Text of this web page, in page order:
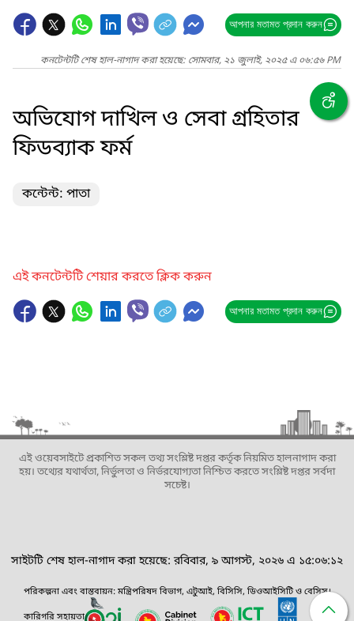
আপনার মতামত প্রদান করুন
কনটেন্টটি শেষ হাল-নাগাদ করা হয়েছে: সোমবার, ২১ জুলাই, ২০২৫ এ ০৬:৫৬ PM
অভিযোগ দাখিল ও সেবা গ্রহিতার
ফিডব্যাক ফর্ম
কন্টেন্ট: পাতা
এই কনটেন্টটি শেয়ার করতে ক্লিক করুন
আপনার মতামত প্রদান করুন
এই ওয়েবসাইটে প্রকাশিত সকল তথ্য সংশ্লিষ্ট দপ্তর কর্তৃক নিয়মিত হালনাগাদ করা
হয়। তথ্যের যথার্থতা, নির্ভুলতা ও নির্ভরযোগ্যতা নিশ্চিত করতে সংশ্লিষ্ট দপ্তর সর্বদা
সচেষ্ট।
সাইটটি শেষ হাল-নাগাদ করা হয়েছে: রবিবার, ৯ আগস্ট, ২০২৬ এ ১৫:০৬:১২
পরিকল্পনা এবং বাস্তবায়ন: মন্ত্রিপরিষদ বিভাগ, এটুআই, বিসিসি, ডিওআইসিটি ও বেসিস।
কারিগরি সহায়তা